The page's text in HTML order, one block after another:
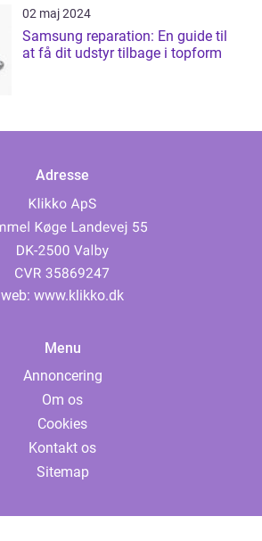
02 maj 2024
Samsung reparation: En guide til
at få dit udstyr tilbage i topform
Adresse
web: www.klikko.dk
Menu
Annoncering
Om os
Cookies
Kontakt os
Sitemap